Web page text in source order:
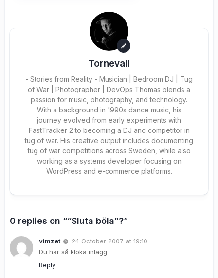
Tornevall
- Stories from Reality - Musician | Bedroom DJ | Tug
of War | Photographer | DevOps Thomas blends a
passion for music, photography, and technology.
With a background in 1990s dance music, his
journey evolved from early experiments with
FastTracker 2 to becoming a DJ and competitor in
tug of war. His creative output includes documenting
tug of war competitions across Sweden, while also
working as a systems developer focusing on
WordPress and e-commerce platforms.
0 replies on ““Sluta böla”?”
vimzet
24 October 2007 at 19:10
Du har så kloka inlägg
Reply